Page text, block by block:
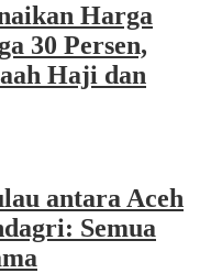
Harga
30 Persen,
Haji dan
antara Aceh
Semua